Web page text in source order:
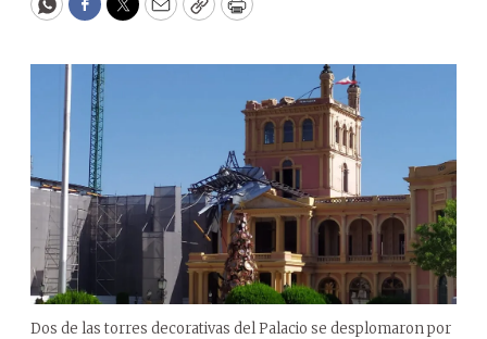
WhatsApp
Facebook
Twitter
EmailCopyPrint
Dos de las torres decorativas del Palacio se desplomaron por